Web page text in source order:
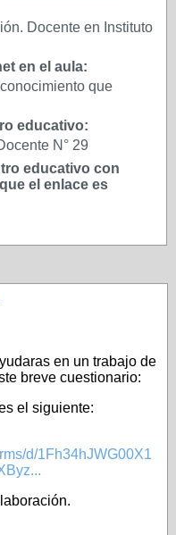
Docente en Instituto
en el aula:
que
educativo:
N° 29
educativo con
el enlace es
en un trabajo de
breve cuestionario:
el siguiente:
d/1Fh34hJWG00X1